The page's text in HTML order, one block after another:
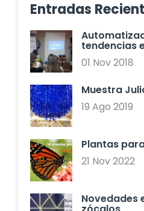
Entradas
tendencias
01 Nov 2018
Muestra
19 Ago 2019
Plantas
21 Nov 2022
Novedades